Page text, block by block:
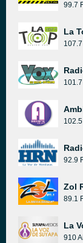
99.7
La
107.7
101.7
102.5
92.9
Zol
89.1
La
910